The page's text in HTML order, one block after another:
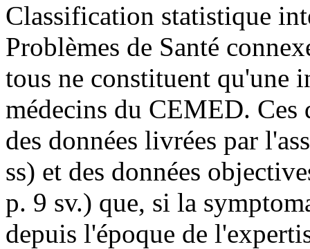
Classification statistique
Problèmes de Santé
tous ne constituent qu'une
médecins du CEMED.
des données livrées par
ss) et des données
p. 9 sv.) que, si la
depuis l'époque de